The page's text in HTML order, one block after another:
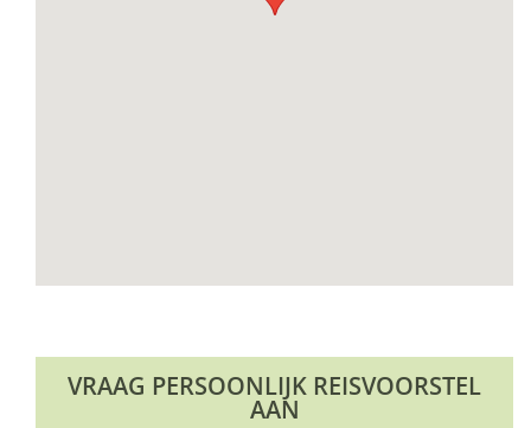
VRAAG PERSOONLIJK REISVOORSTEL
AAN